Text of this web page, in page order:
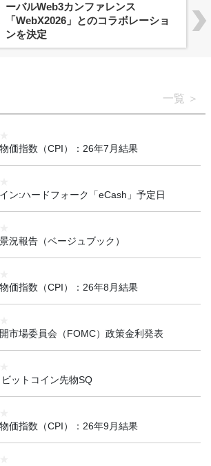
ーバルWeb3カンファレンス
「WebX2026」とのコラボレーショ
ンを決定
一覧
価指数（CPI）：26年7月結果
ン:ハードフォーク「eCash」予定日
況報告（ベージュブック）
価指数（CPI）：26年8月結果
市場委員会（FOMC）政策金利発表
ビットコイン先物SQ
価指数（CPI）：26年9月結果